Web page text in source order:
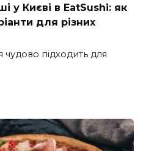
у Києві в EatSushi: як
для різних
чудово підходить для